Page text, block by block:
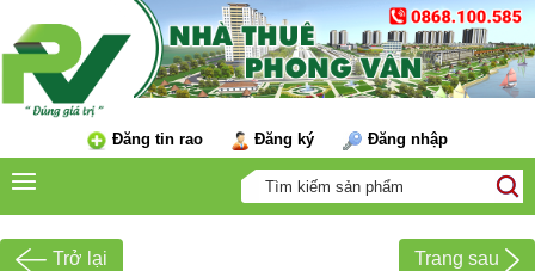
Đăng tin rao Đăng ký Đăng nhập
Trở lại Trang sau